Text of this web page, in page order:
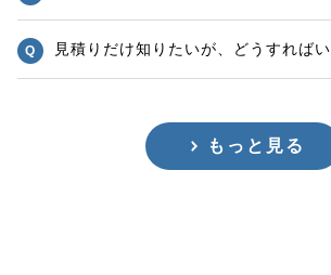
見積りだけ知りたいが、どうすればい
もっと見る